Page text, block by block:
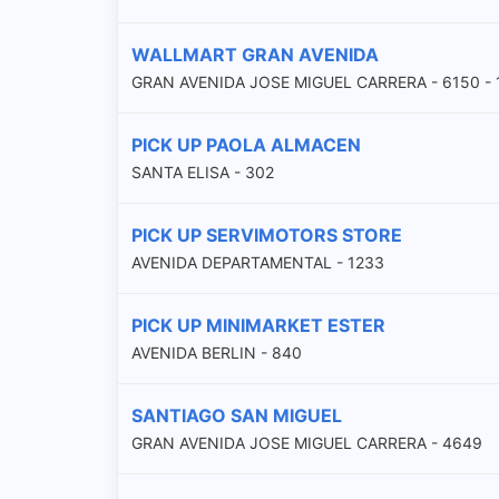
WALLMART GRAN AVENIDA
GRAN AVENIDA JOSE MIGUEL CARRERA - 6150 -
PICK UP PAOLA ALMACEN
SANTA ELISA - 302
PICK UP SERVIMOTORS STORE
AVENIDA DEPARTAMENTAL - 1233
PICK UP MINIMARKET ESTER
AVENIDA BERLIN - 840
SANTIAGO SAN MIGUEL
GRAN AVENIDA JOSE MIGUEL CARRERA - 4649